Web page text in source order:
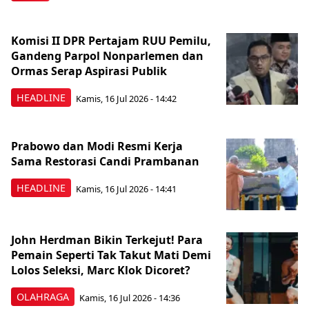
HEADLINE
Komisi II DPR Pertajam RUU Pemilu,
Gandeng Parpol Nonparlemen dan
Ormas Serap Aspirasi Publik
Kamis, 16 Jul 2026 - 14:42
HEADLINE
Prabowo dan Modi Resmi Kerja
Sama Restorasi Candi Prambanan
Kamis, 16 Jul 2026 - 14:41
OLAHRAGA
John Herdman Bikin Terkejut! Para
Pemain Seperti Tak Takut Mati Demi
Lolos Seleksi, Marc Klok Dicoret?
Kamis, 16 Jul 2026 - 14:36